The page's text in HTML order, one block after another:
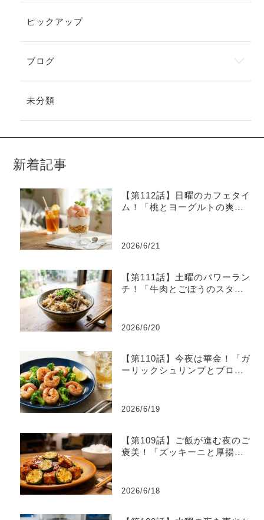
ピックアップ
ブログ
未分類
新着記事
【第112話】日曜のカフェタイ
ム！「桃とヨーグルトの爽や
2026/6/21
【第111話】土曜のパワーラン
チ！「牛肉とごぼうのスタミ
2026/6/20
【第110話】今夜は華金！「ガ
ーリックシュリンプとブロッ
2026/6/19
【第109話】ご飯が進む夜のご
褒美！「ズッキーニと厚揚げ
2026/6/18